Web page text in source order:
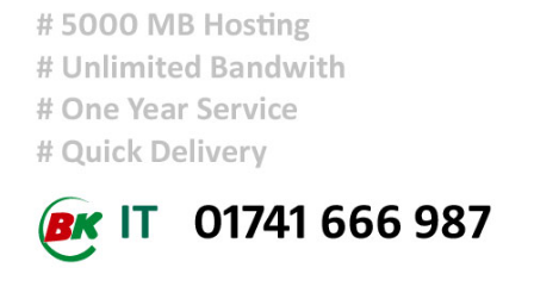
শ্রীলঙ্কায় ভয়াবহ বন্যা ও ভূমিধস: নিহত
৭, স্কুল বন্ধ ঘোষণা